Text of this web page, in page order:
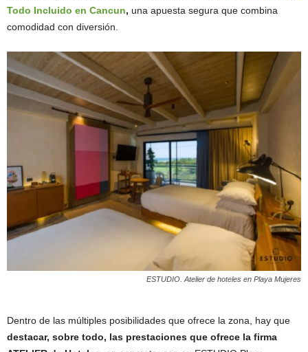
Todo Incluido en Cancun, una apuesta segura que combina
comodidad con diversión.
ESTUDIO. Atelier de hoteles en Playa Mujeres
Dentro de las múltiples posibilidades que ofrece la zona, hay que
destacar, sobre todo, las prestaciones que ofrece la firma